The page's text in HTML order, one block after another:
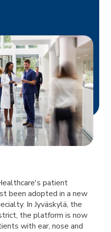
patient
been adopted in a new
In Jyväskylä, the
the platform is now
with ear, nose and